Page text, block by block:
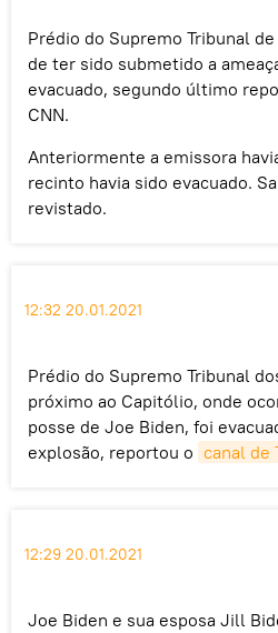
Prédio do Supremo Tribunal
de ter sido submetido a
evacuado, segundo último
CNN.
Anteriormente a emissora
recinto havia sido evacuado.
revistado.
12:32 20.01.2021
Prédio do Supremo Tribunal
próximo ao Capitólio, onde
posse de Joe Biden, foi
explosão, reportou o canal de
12:29 20.01.2021
Joe Biden e sua esposa Jill